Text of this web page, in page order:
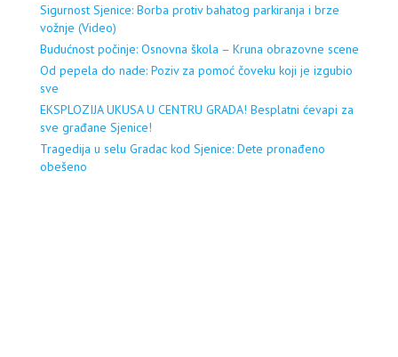
Sigurnost Sjenice: Borba protiv bahatog parkiranja i brze
vožnje (Video)
Budućnost počinje: Osnovna škola – Kruna obrazovne scene
Od pepela do nade: Poziv za pomoć čoveku koji je izgubio
sve
EKSPLOZIJA UKUSA U CENTRU GRADA! Besplatni ćevapi za
sve građane Sjenice!
Tragedija u selu Gradac kod Sjenice: Dete pronađeno
obešeno